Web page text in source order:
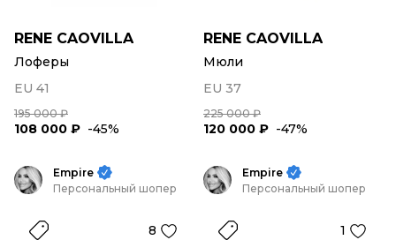
RENE CAOVILLA
Лоферы
EU 41
195 000 ₽
108 000 ₽ -45%
RENE CAOVILLA
Мюли
EU 37
225 000 ₽
120 000 ₽ -47%
Empire
Персональный шопер
8
Empire
Персональный шопер
1